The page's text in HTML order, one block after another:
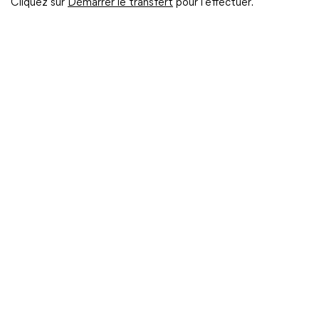
Cliquez sur Démarrer le transfert pour l'effectuer.